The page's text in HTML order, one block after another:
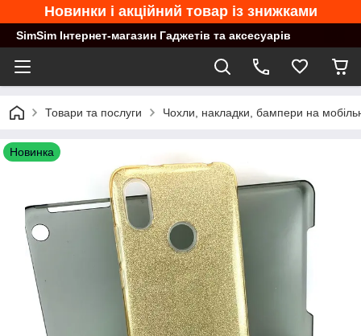
Новинки і акційний товар із знижками
SimSim Інтернет-магазин Гаджетів та аксесуарів
Товари та послуги Чохли, накладки, бампери на
Новинка